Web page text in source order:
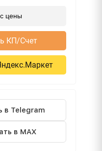
цены
КП/Счет
в Telegram
в MAX